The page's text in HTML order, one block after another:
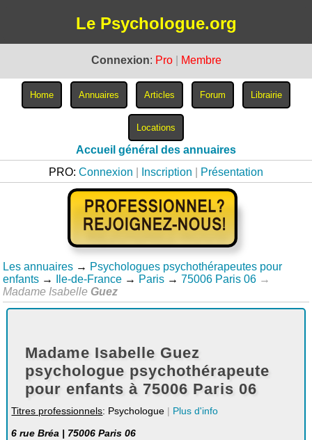
Le Psychologue.org
Connexion: Pro Membre
Accueil général des annuaires
PRO: Connexion Inscription Présentation
Les annuaires → Psychologues psychothérapeutes pour
enfants → Ile-de-France → Paris → 75006 Paris 06 →
Madame Isabelle Guez
Madame Isabelle Guez
psychologue psychothérapeute
pour enfants à 75006 Paris 06
Titres professionnels: Psychologue | Plus d'info
6 rue Bréa | 75006 Paris 06